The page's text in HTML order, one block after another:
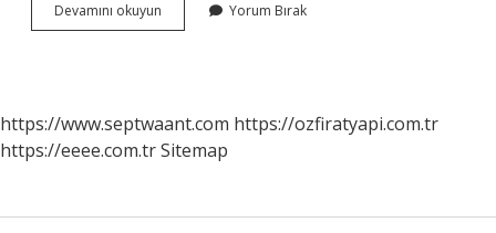
Devamını okuyun
Duzeltmek
Yorum Bırak
https://www.septwaant.com https://ozfiratyapi.com.tr
https://eeee.com.trSitemap